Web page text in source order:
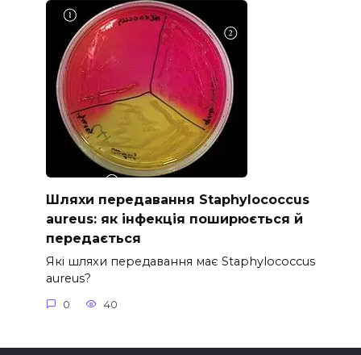
Шляхи передавання Staphylococcus
aureus: як інфекція поширюється й
передається
Які шляхи передавання має Staphylococcus
aureus?
0 40